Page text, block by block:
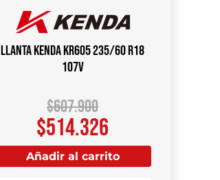
Llanta KENDA KR605 235/60 R18
107V
$607.900
$514.326
Añadir al carrito